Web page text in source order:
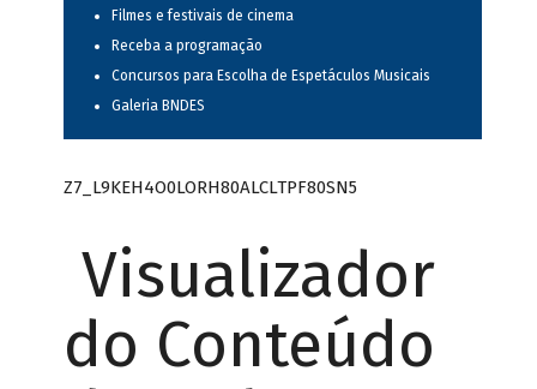
Filmes e festivais de cinema
Receba a programação
Concursos para Escolha de Espetáculos Musicais
Galeria BNDES
Z7_L9KEH4O0LORH80ALCLTPF80SN5
Visualizador
do Conteúdo